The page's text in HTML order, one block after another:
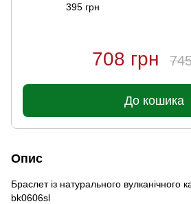
395 грн
708 грн
До кошика
Опис
Браслет із натурального
bk0606sl